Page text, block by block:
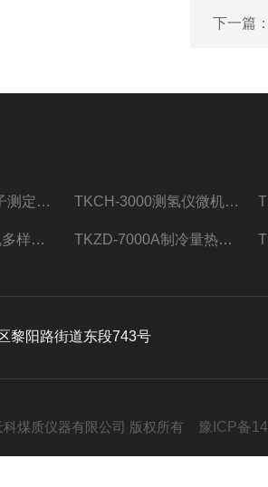
下一篇
TKCFL-9氟氯离子测定仪自动煤质检测 TKCH-3000测氢仪微机氢元素测定煤质检测
TKDLY-8000微机多样测硫仪自动定硫仪化验室硫含量测定 TKZD-7000A制冷量热仪自动升降热值仪煤质检测
黎阳路街道东段743号
科煤质仪器有限公司 版权所有 豫ICP备